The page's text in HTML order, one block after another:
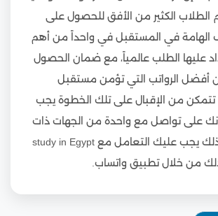
الطلاب الكثير من الأفق للحصول على
الهامة في المستقبل في واحداً من أهم
عليها الطلب عالمياً، مع ضمان الحصول
الرواتب التي تؤمن مستقبل
تتمكن من الإقبال على تلك الخطوة يجب
على تواصل مع واحدة من الجهات ذات
الخبرة في ذلك، لذلك يجب عليك التعامل مع study in Egypt
من خلال تطبيق واتساب.